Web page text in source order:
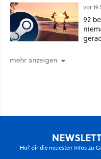
vor
92
mehr anzeigen
Hol' dir die neuesten Infos zu